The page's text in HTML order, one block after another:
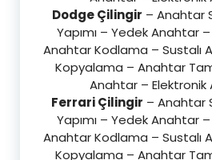
Dodge Çilingir – Anahtar
Yapımı – Yedek Anahtar
Anahtar Kodlama – Sustalı
Kopyalama – Anahtar
Anahtar – Elektronik
Ferrari Çilingir – Anahtar
Yapımı – Yedek Anahtar
Anahtar Kodlama – Sustalı
Kopyalama – Anahtar